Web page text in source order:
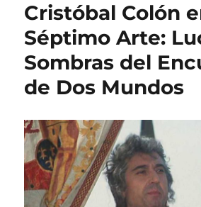
al
La
de
Cristóbal Colón
Séptimo Arte:
Sombras del
de Dos Mundos